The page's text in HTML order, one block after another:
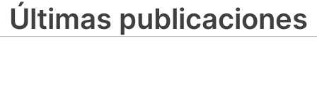
Últimas publicaciones